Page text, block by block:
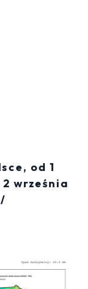
od 1
września